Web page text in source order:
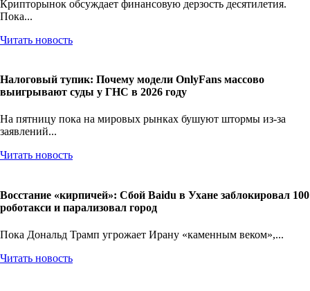
Крипторынок обсуждает финансовую дерзость десятилетия.
Пока...
Читать новость
Налоговый тупик: Почему модели OnlyFans массово
выигрывают суды у ГНС в 2026 году
На пятницу пока на мировых рынках бушуют штормы из-за
заявлений...
Читать новость
Восстание «кирпичей»: Сбой Baidu в Ухане заблокировал 100
роботакси и парализовал город
Пока Дональд Трамп угрожает Ирану «каменным веком»,...
Читать новость